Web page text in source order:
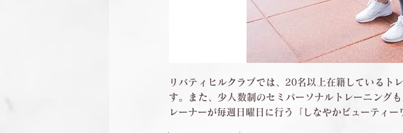
リバティヒルクラブでは、20名以上在籍しているト
す。また、少人数制のセミパーソナルトレーニング
レーナーが毎週日曜日に行う「しなやかビューティー